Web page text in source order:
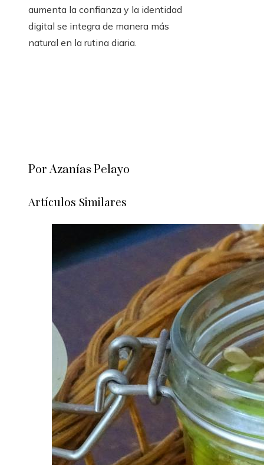
aumenta la confianza y la identidad
digital se integra de manera más
natural en la rutina diaria.
Por Azanías Pelayo
Artículos Similares